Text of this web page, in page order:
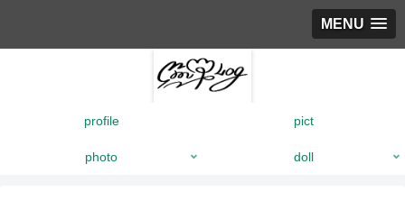
MENU
profile pict
photo doll